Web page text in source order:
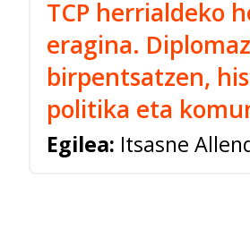
TCP herrialdeko
eragina.
birpentsatzen,
politika eta
Egilea: Itsasne